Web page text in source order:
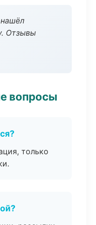
Отзывы
вопросы
только